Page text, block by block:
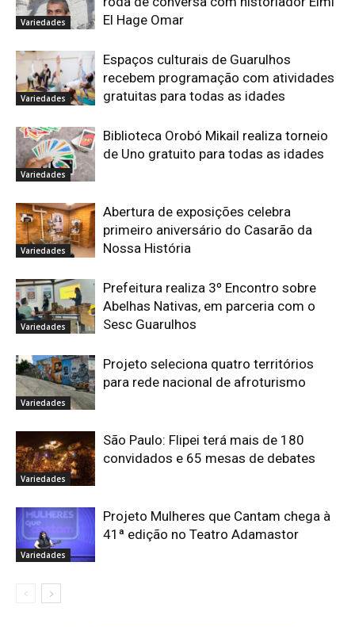
Variedades
El Hage Omar
Variedades
Espaços culturais de Guarulhos
recebem programação com atividades
gratuitas para todas as idades
Variedades
Biblioteca Orobó Mikail realiza torneio
de Uno gratuito para todas as idades
Variedades
Abertura de exposições celebra
primeiro aniversário do Casarão da
Nossa História
Variedades
Prefeitura realiza 3º Encontro sobre
Abelhas Nativas, em parceria com o
Sesc Guarulhos
Variedades
Projeto seleciona quatro territórios
para rede nacional de afroturismo
Variedades
São Paulo: Flipei terá mais de 180
convidados e 65 mesas de debates
Variedades
Projeto Mulheres que Cantam chega à
41ª edição no Teatro Adamastor